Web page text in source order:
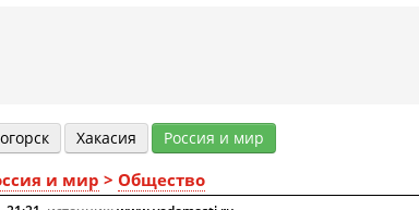
Хакасия Россия и мир
и мир > Общество